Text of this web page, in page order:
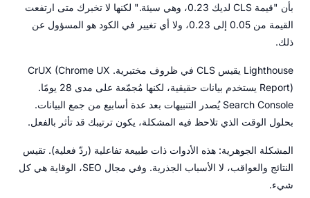
بأن "قيمة CLS لديك 0.23، وهي سيئة." لكنها لا تخبرك متى ارتفعت
القيمة من 0.05 إلى 0.23، ولا أي تغيير في الكود هو المسؤول عن
ذلك.
Lighthouse يقيس CLS في ظروف مختبرية. CrUX (Chrome UX
Report) يستخدم بيانات حقيقية، لكنها مُجمّعة على مدى 28 يومًا.
Search Console يُصدر التنبيهات بعد عدة أسابيع من جمع البيانات.
بحلول الوقت الذي تلاحظ فيه المشكلة، يكون ترتيبك قد تأثر بالفعل.
المشكلة الجوهرية: هذه الأدوات ذات طبيعة تفاعلية (ردّ فعلية). تقيس
النتائج والعواقب، لا الأسباب الجذرية. وفي مجال SEO، الوقاية هي كل
شيء.